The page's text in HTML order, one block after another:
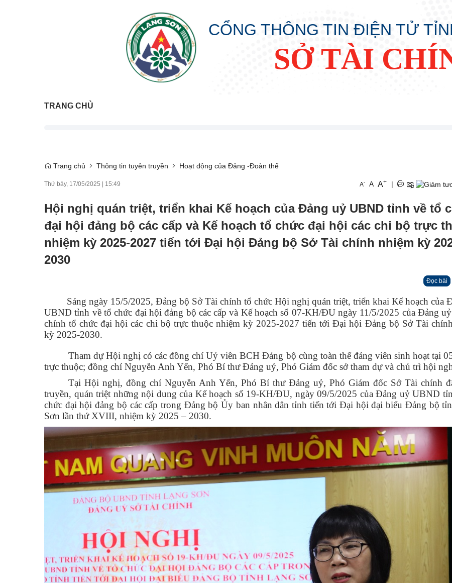
CỔNG THÔNG TIN ĐIỆN TỬ
SỞ TÀI
TRANG CHỦ
Trang chủ Thông tin tuyên truyền Hoạt động của Đảng -Đoàn thể
Thứ bảy, 17/05/2025 | 15:49 A- A A+ |
Hội nghị quán triệt, triển khai Kế hoạch của Đảng uỷ UBND tỉnh về tổ
đại hội đảng bộ các cấp và Kế hoạch tổ chức đại hội các chi bộ trực
nhiệm kỳ 2025-2027 tiến tới Đại hội Đảng bộ Sở Tài chính nhiệm kỳ
2030
Đọc bài
Sáng ngày 15/5/2025, Đảng bộ Sở Tài chính tổ chức Hội nghị quán triệt, triển khai Kế hoạch của
UBND tỉnh về tổ chức đại hội đảng bộ các cấp và Kế hoạch số 07-KH/ĐU ngày 11/5/2025 của Đảng
chínhtổ chức đại hội các chi bộ trực thuộc nhiệm kỳ 2025-2027 tiến tới Đại hội Đảng bộ Sở Tài
kỳ 2025-2030.
Tham dự Hội nghị có các đồng chí Uỷ viên BCH Đảng bộ cùng toàn thể đảng viên sinh hoạt tại
trực thuộc; đồng chí Nguyễn Anh Yến, Phó Bí thư Đảng uỷ, Phó Giám đốc sở tham dự và chủ trì hội
Tại Hội nghị, đồng chí Nguyễn Anh Yến, Phó Bí thư Đảng uỷ, Phó Giám đốc Sở Tài chính
truyền, quán triệt những nội dung của Kế hoạch số 19-KH/ĐU, ngày 09/5/2025 của Đảng uỷ UBND
chức đại hội đảng bộ các cấp trong Đảng bộ Ủy ban nhân dân tỉnh tiến tới Đại hội đại biểu Đảng bộ
Sơn lần thứ XVIII, nhiệm kỳ 2025 – 2030.